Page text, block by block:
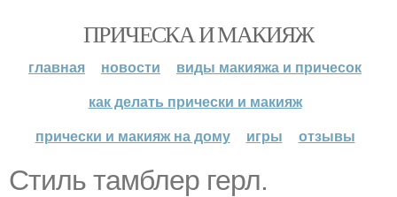
ПРИЧЕСКА И МАКИЯЖ
главная новости
виды макияжа и причесок
как делать прически и макияж
прически и макияж на дому
игры отзывы
Стиль тамблер герл.